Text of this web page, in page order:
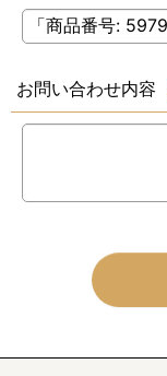
お問い合わせ内容